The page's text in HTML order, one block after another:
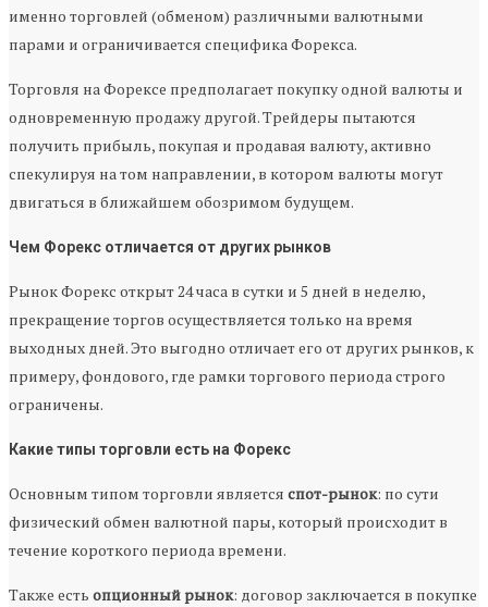
именно торговлей (обменом) различными валютными
парами и ограничивается специфика Форекса.
Торговля на Форексе предполагает покупку одной валюты и
одновременную продажу другой. Трейдеры пытаются
получить прибыль, покупая и продавая валюту, активно
спекулируя на том направлении, в котором валюты могут
двигаться в ближайшем обозримом будущем.
Чем Форекс отличается от других рынков
Рынок Форекс открыт 24 часа в сутки и 5 дней в неделю,
прекращение торгов осуществляется только на время
выходных дней. Это выгодно отличает его от других рынков, к
примеру, фондового, где рамки торгового периода строго
ограничены.
Какие типы торговли есть на Форекс
Основным типом торговли является спот-рынок: по сути
физический обмен валютной пары, который происходит в
течение короткого периода времени.
Также есть опционный рынок: договор заключается в покупке